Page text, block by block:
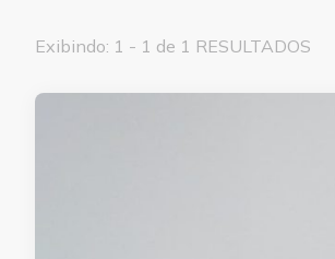
Exibindo: 1 - 1 de 1 RESULTADOS